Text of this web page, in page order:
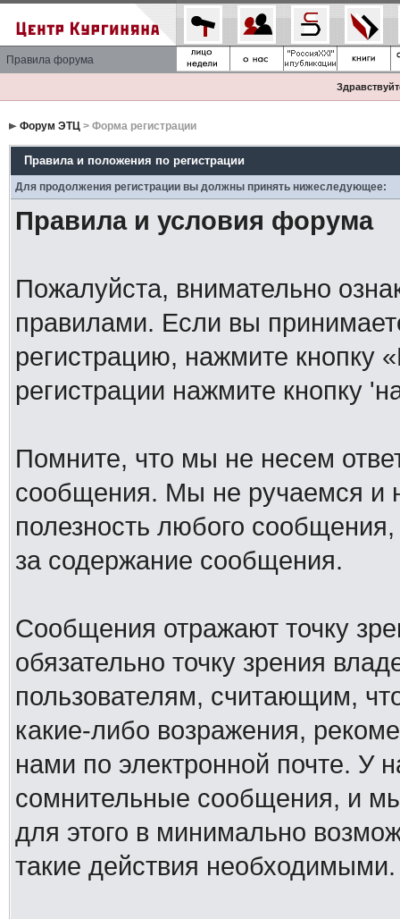
Правила форума
Форум ЭТЦ> Форма регистрации
Правила и положения по регистрации
Для продолжения регистрации вы должны принять нижеследующее:
Правила и условия форума
Пожалуйста, внимательно
правилами. Если вы
регистрацию, нажмите кнопку
регистрации нажмите кнопку
Помните, что мы не несем
сообщения. Мы не ручаемся и
полезность любого
за содержание сообщения.
Сообщения отражают точку
обязательно точку зрения
пользователям, считающим,
какие-либо возражения,
нами по электронной почте. У
сомнительные сообщения, и
для этого в минимально
такие действия необходимыми.